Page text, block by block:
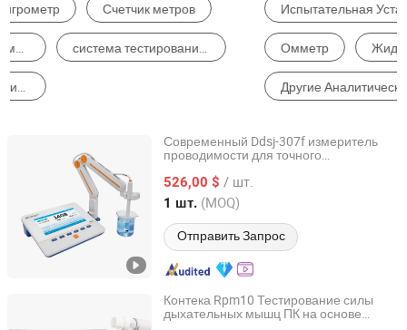
Испытательная Установка Другой Измерительный Инструмент
Омметр Жидкий Анализатор
Диагностическое Оборудование
Современный Ddsj-307f измеритель
проводимости для точного
526,00 $ / шт.
1 шт. (MOQ)
Отправить Запрос
REX (Shanghai) Technology Co., Ltd.
Shanghai, China с 2024
Контека Rpm10 Тестирование силы
дыхательных мышц ПК на основе
Contec Medical Systems Co., Ltd.